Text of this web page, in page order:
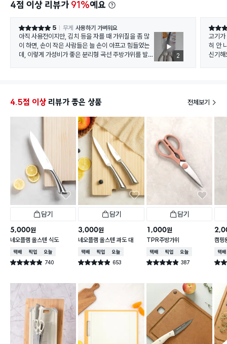
4점 이상 리뷰가 91%예요
별점 5점 5 무게 사용하기 가벼워요
아직 사용전이지만, 김치 등을 자를 때 가위질을 좀 많
이 하면, 손이 작은 사람들은 늘 손이 아프고 힘들었는
데, 이렇게 가성비가 좋은 분리형 곡선 주방가위를 발견
2
별점 5
고기가
히 안
신기해
4.5점 이상 리뷰가 좋은 상품 전체보기
담기
5,000원
네오플램 올스텐 식도
택배배송매장픽업오늘배송
별점 4.9점 740
건 작성
담기
3,000원
네오플램 올스텐 과도 대
택배배송매장픽업오늘배송
별점 4.9점 653
건 작성
담기
1,000원
TPR주방가위
택배배송매장픽업오늘배송
별점 4.9점 387
건 작성
캠핑
함
택배
별점